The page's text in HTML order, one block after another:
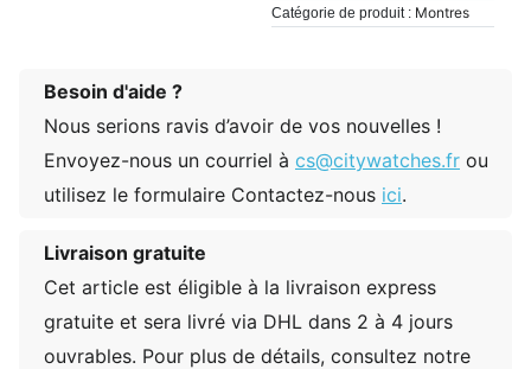
Catégorie de produit : Montres
Besoin d'aide ?
Nous serions ravis d’avoir de vos nouvelles !
Envoyez-nous un courriel à cs@citywatches.fr ou
utilisez le formulaire Contactez-nous ici.
Livraison gratuite
Cet article est éligible à la livraison express
gratuite et sera livré via DHL dans 2 à 4 jours
ouvrables. Pour plus de détails, consultez notre